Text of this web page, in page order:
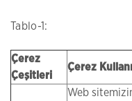
Tablo-1:
‌Çerez
Çeşitleri
‌Çerez
Web